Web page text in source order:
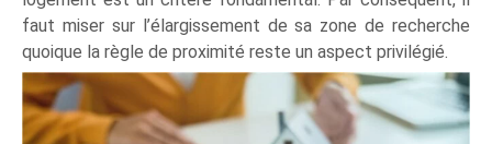
faut miser sur l’élargissement de sa zone de recherche
quoique la règle de proximité reste un aspect privilégié.